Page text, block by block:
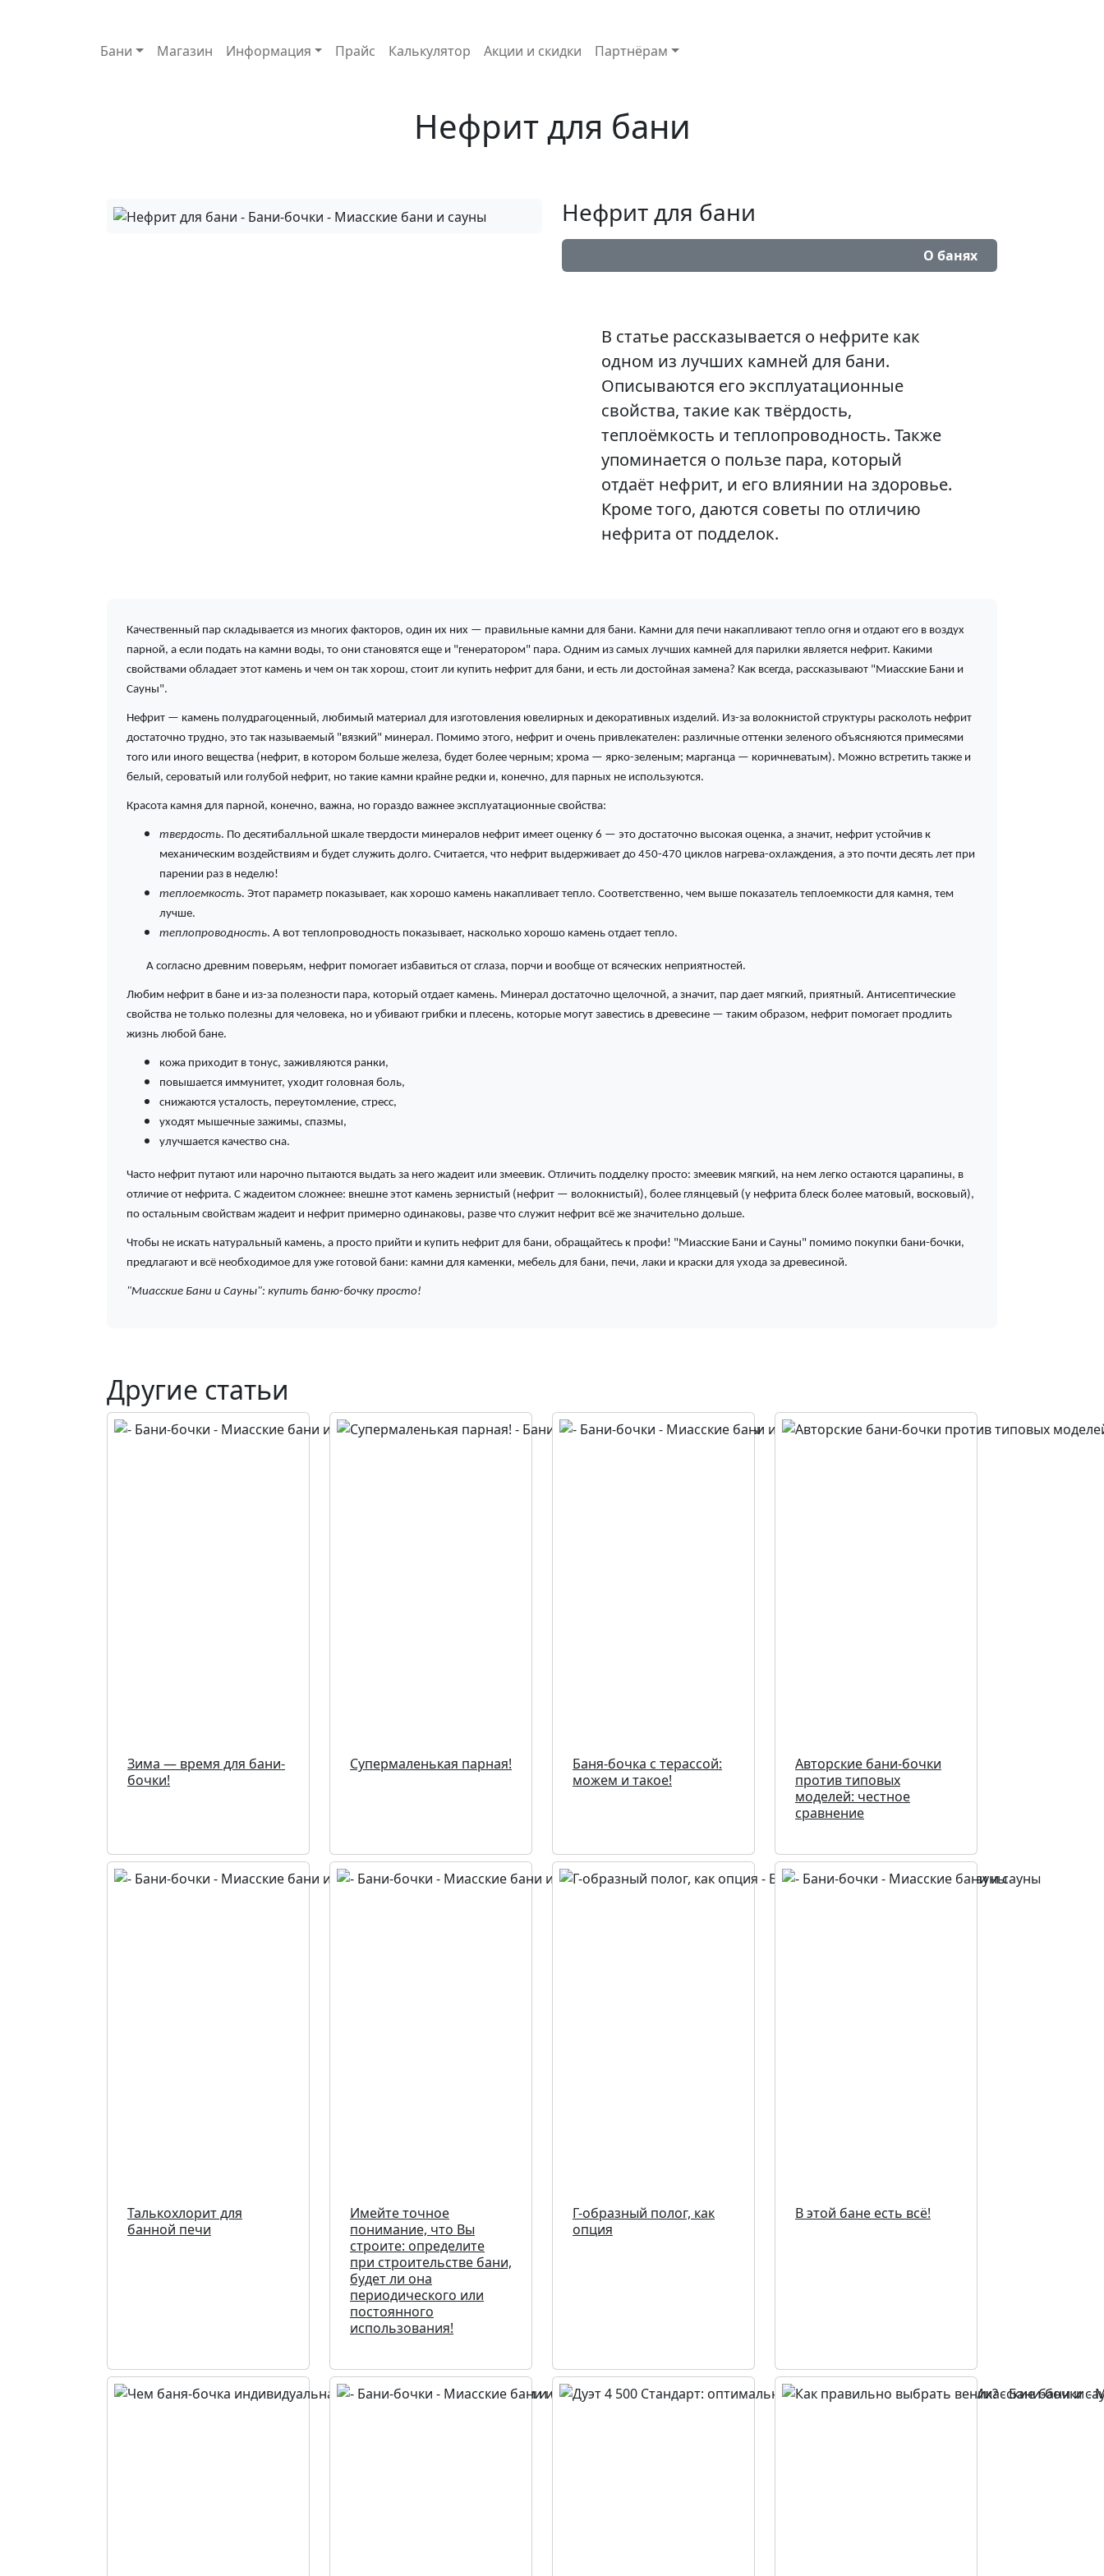
Основная навигация
Бани Магазин Информация Прайс Калькулятор Акции и скидки Партнёрам
Нефрит для бани
Нефрит для бани
О банях
В статье рассказывается о нефрите как
одном из лучших камней для бани.
Описываются его эксплуатационные
свойства, такие как твёрдость,
теплоёмкость и теплопроводность. Также
упоминается о пользе пара, который
отдаёт нефрит, и его влиянии на здоровье.
Кроме того, даются советы по отличию
нефрита от подделок.
Качественный пар складывается из многих факторов, один их них — правильные камни для бани. Камни для печи накапливают тепло огня и отдают его в воздух
парной, а если подать на камни воды, то они становятся еще и "генератором" пара. Одним из самых лучших камней для парилки является нефрит. Какими
свойствами обладает этот камень и чем он так хорош, стоит ли купить нефрит для бани, и есть ли достойная замена? Как всегда, рассказывают "Миасские Бани и
Сауны".
Нефрит — камень полудрагоценный, любимый материал для изготовления ювелирных и декоративных изделий. Из-за волокнистой структуры расколоть нефрит
достаточно трудно, это так называемый "вязкий" минерал. Помимо этого, нефрит и очень привлекателен: различные оттенки зеленого объясняются примесями
того или иного вещества (нефрит, в котором больше железа, будет более черным; хрома — ярко-зеленым; марганца — коричневатым). Можно встретить также и
белый, сероватый или голубой нефрит, но такие камни крайне редки и, конечно, для парных не используются.
Красота камня для парной, конечно, важна, но гораздо важнее эксплуатационные свойства:
твердость. По десятибалльной шкале твердости минералов нефрит имеет оценку 6 — это достаточно высокая оценка, а значит, нефрит устойчив к
механическим воздействиям и будет служить долго. Считается, что нефрит выдерживает до 450-470 циклов нагрева-охлаждения, а это почти десять лет при
парении раз в неделю!
теплоемкость. Этот параметр показывает, как хорошо камень накапливает тепло. Соответственно, чем выше показатель теплоемкости для камня, тем
лучше.
теплопроводность. А вот теплопроводность показывает, насколько хорошо камень отдает тепло.
А согласно древним поверьям, нефрит помогает избавиться от сглаза, порчи и вообще от всяческих неприятностей.
Любим нефрит в бане и из-за полезности пара, который отдает камень. Минерал достаточно щелочной, а значит, пар дает мягкий, приятный. Антисептические
свойства не только полезны для человека, но и убивают грибки и плесень, которые могут завестись в древесине — таким образом, нефрит помогает продлить
жизнь любой бане.
кожа приходит в тонус, заживляются ранки,
повышается иммунитет, уходит головная боль,
снижаются усталость, переутомление, стресс,
уходят мышечные зажимы, спазмы,
улучшается качество сна.
Часто нефрит путают или нарочно пытаются выдать за него жадеит или змеевик. Отличить подделку просто: змеевик мягкий, на нем легко остаются царапины, в
отличие от нефрита. С жадеитом сложнее: внешне этот камень зернистый (нефрит — волокнистый), более глянцевый (у нефрита блеск более матовый, восковый),
по остальным свойствам жадеит и нефрит примерно одинаковы, разве что служит нефрит всё же значительно дольше.
Чтобы не искать натуральный камень, а просто прийти и купить нефрит для бани, обращайтесь к профи! "Миасские Бани и Сауны" помимо покупки бани-бочки,
предлагают и всё необходимое для уже готовой бани: камни для каменки, мебель для бани, печи, лаки и краски для ухода за древесиной.
"Миасские Бани и Сауны": купить баню-бочку просто!
Другие статьи
Зима — время для бани-
бочки!
Супермаленькая парная!
Баня-бочка с терассой:
можем и такое!
Авторские бани-бочки
против типовых
моделей: честное
сравнение
Талькохлорит для
банной печи
Имейте точное
понимание, что Вы
строите: определите
при строительстве бани,
будет ли она
периодического или
постоянного
использования!
Г-образный полог, как
опция
В этой бане есть всё!